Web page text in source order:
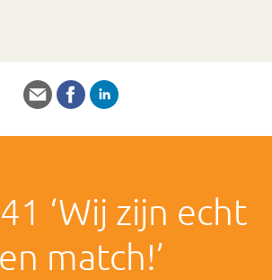
‘Wij zijn echt
match!’